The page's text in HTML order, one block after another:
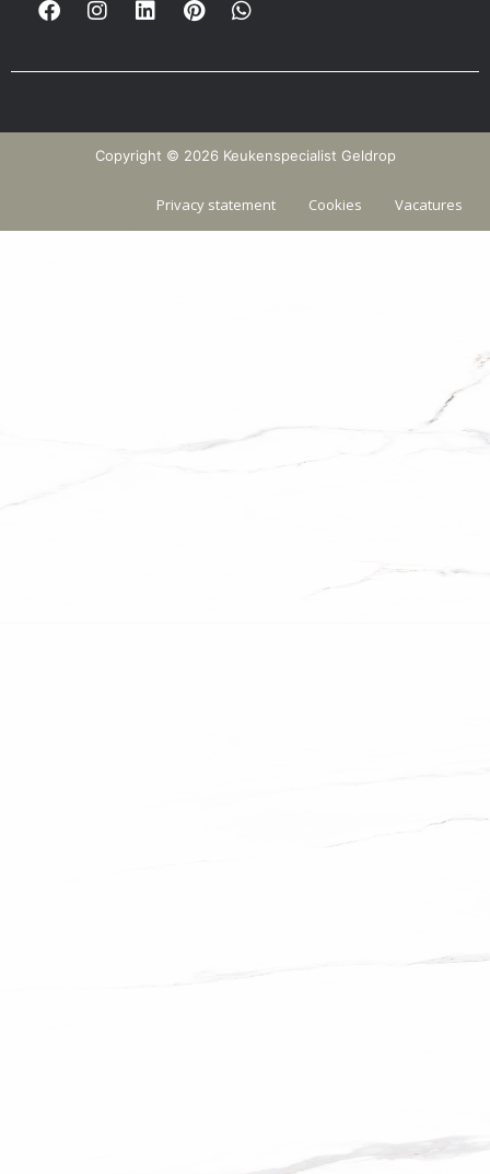
Copyright © 2026 Keukenspecialist Geldrop
Privacy statement Cookies Vacatures